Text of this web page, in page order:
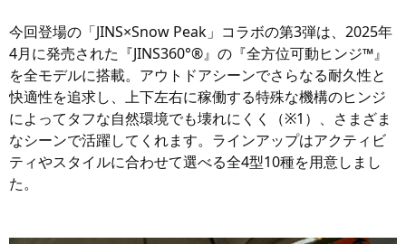
今回登場の「JINS×Snow Peak」コラボの第3弾は、2025年
4月に発売された『JINS360°®️』の『全方位可動ヒンジ™️』
を全モデルに搭載。アウトドアシーンでさらなる耐久性と
快適性を追求し、上下左右に稼働する特殊な機構のヒンジ
によってタフな自然環境でも壊れにくく（※1）、さまざま
なシーンで活躍してくれます。ラインアップはアクティビ
ティやスタイルに合わせて選べる全4型10種を用意しまし
た。